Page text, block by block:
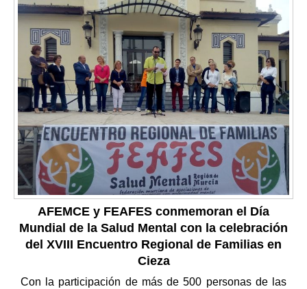
AFEMCE y FEAFES conmemoran el Día
Mundial de la Salud Mental con la celebración
del XVIII Encuentro Regional de Familias en
Cieza
Con la participación de más de 500 personas de las